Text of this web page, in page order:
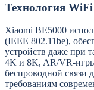
Технология
Xiaomi BE5000
(IEEE 802.11be),
устройств даже при
4K и 8K, AR/VR-
беспроводной связи
требованиям